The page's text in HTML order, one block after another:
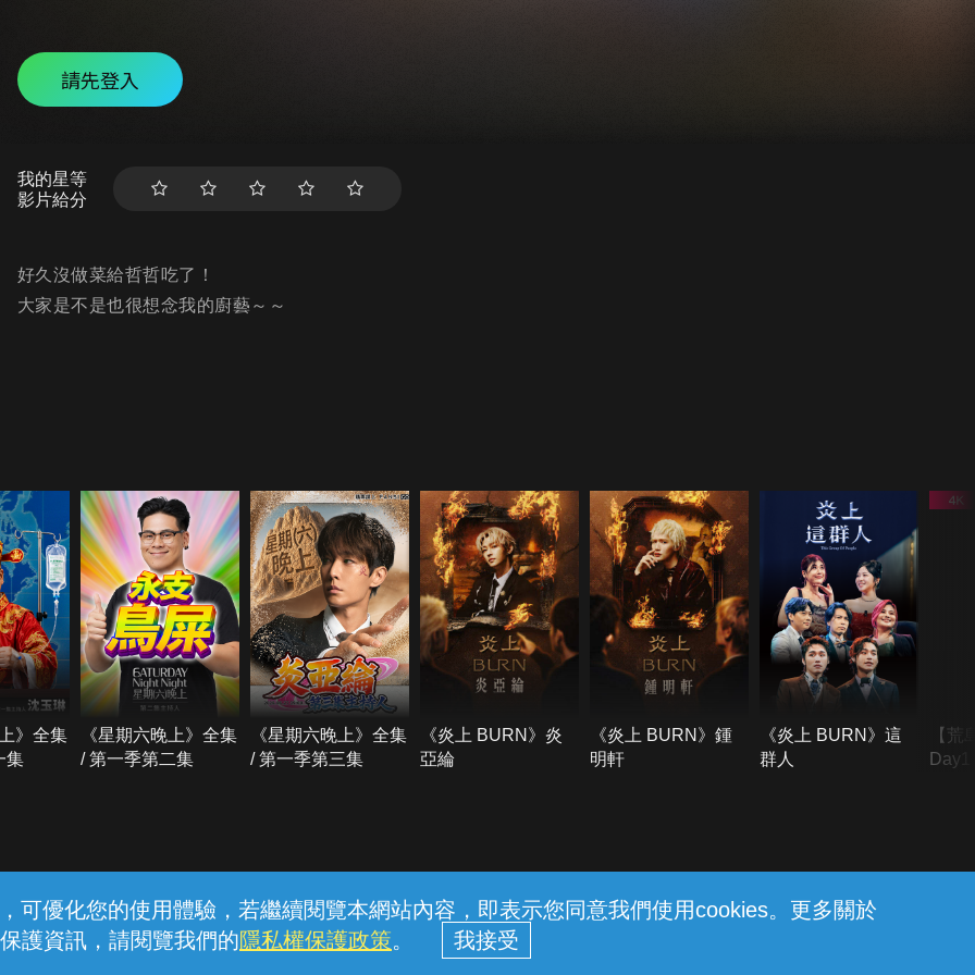
可優化您的使用體驗，若繼續閱覽本網站內容，即表示您同意我們使用cookies。更多關於
護資訊，請閱覽我們的隱私權保護政策。
請先登入
我的星等
影片給分
好久沒做菜給哲哲吃了！
大家是不是也很想念我的廚藝～～
》全集
集
《星期六晚上》全集
/ 第一季第二集
《星期六晚上》全集
/ 第一季第三集
《炎上 BURN》炎
亞綸
《炎上 BURN》鍾
明軒
《炎上 BURN》這
群人
【荒
線上客服 服務條款 隱私權保護
中華電信股份有限公司個人家庭分公司 (統一編號：96979949) © 2026